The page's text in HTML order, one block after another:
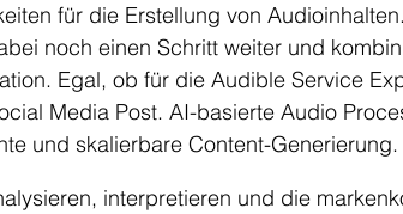
für die Erstellung von
noch einen Schritt weiter und
Egal, ob für die Audible Service
Media Post. AI-basierte Audio
und skalierbare Content-Generierung.
interpretieren und die